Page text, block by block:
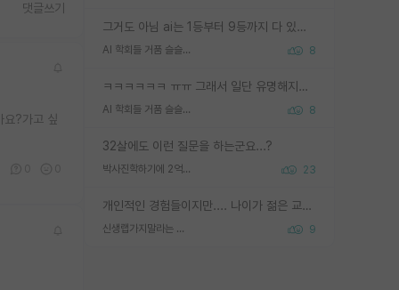
그거도 아님 ai는 1등부터 9등까지 다 있음 그거도 없는 사람은 뭐냐 교수가 그냥 못하게 한거 1등급도 교수가 막으면 안됨
AI 학회들 거품 슬슬 지적이 나오네요 8
ㅋㅋㅋㅋㅋㅋ ㅠㅠ 그래서 일단 유명해지는게 중요한거같습니다
AI 학회들 거품 슬슬 지적이 나오네요 8
32살에도 이런 질문을 하는군요...?
박사진학하기에 2억은 괜찮은 (?) 정도의 경제력인가요 23
개인적인 경험들이지만.... 나이가 젊은 교수일수록 꼰대라는 가면을 쓴 채로 무례함을 행동하는 경우가 거의 90% 정도였음. 나이가 어린데 다른 또래들과 달리 명예, 권력, 재력까지 얻었으니 세상 다 가진 기분이겠지. 오히러 나이 든 교수들이 행동과 말을 더 조심하시더라.
신생랩가지말라는 이유가 있었구나 9
댓글쓰기
요?가고 싶